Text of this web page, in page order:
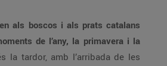
als boscos i als prats catalans
de l’any, la primavera i la
la tardor, amb l’arribada de les